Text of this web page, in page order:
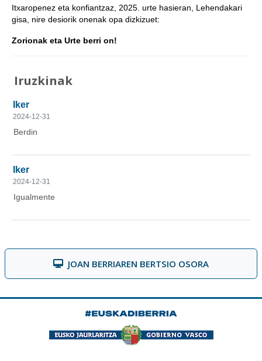
Itxaropenez eta konfiantzaz, 2025. urte hasieran, Lehendakari
gisa, nire desiorik onenak opa dizkizuet:
Zorionak eta Urte berri on!
Iruzkinak
JOAN BERRIAREN BERTSIO OSORA